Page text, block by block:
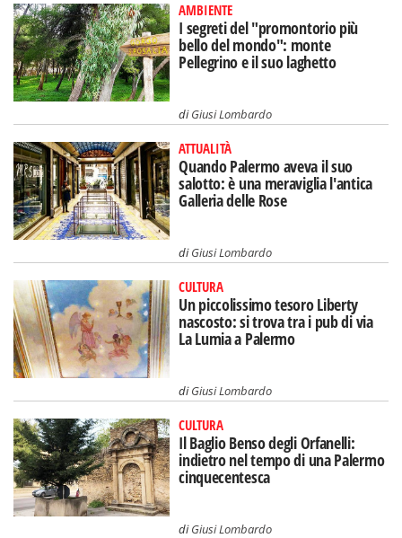
AMBIENTE
I segreti del "promontorio più
bello del mondo": monte
Pellegrino e il suo laghetto
diGiusi Lombardo
ATTUALITÀ
Quando Palermo aveva il suo
salotto: è una meraviglia l'antica
Galleria delle Rose
diGiusi Lombardo
CULTURA
Un piccolissimo tesoro Liberty
nascosto: si trova tra i pub di via
La Lumia a Palermo
diGiusi Lombardo
CULTURA
Il Baglio Benso degli Orfanelli:
indietro nel tempo di una Palermo
cinquecentesca
diGiusi Lombardo